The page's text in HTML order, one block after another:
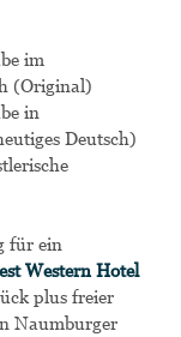
im
(Original)
in
Deutsch)
für ein
Western Hotel
plus freier
Naumburger